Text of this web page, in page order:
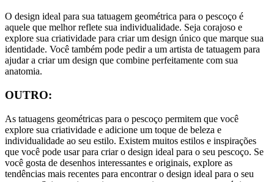
O design ideal para sua tatuagem geométrica para o pescoço é
aquele que melhor reflete sua individualidade. Seja corajoso e
explore sua criatividade para criar um design único que marque sua
identidade. Você também pode pedir a um artista de tatuagem para
ajudar a criar um design que combine perfeitamente com sua
anatomia.
OUTRO:
As tatuagens geométricas para o pescoço permitem que você
explore sua criatividade e adicione um toque de beleza e
individualidade ao seu estilo. Existem muitos estilos e inspirações
que você pode usar para criar o design ideal para o seu pescoço. Se
você gosta de desenhos interessantes e originais, explore as
tendências mais recentes para encontrar o design ideal para o seu